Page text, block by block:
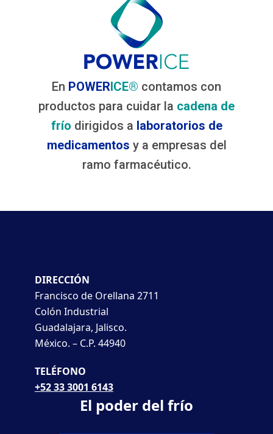
En POWERICE® contamos con
productos para cuidar la cadena de
frío dirigidos a laboratorios de
medicamentos y a empresas del
ramo farmacéutico.
DIRECCIÓN
Francisco de Orellana 2711
Colón Industrial
Guadalajara, Jalisco.
México. – C.P. 44940
TELÉFONO
+52 33 3001 6143
El poder del frío